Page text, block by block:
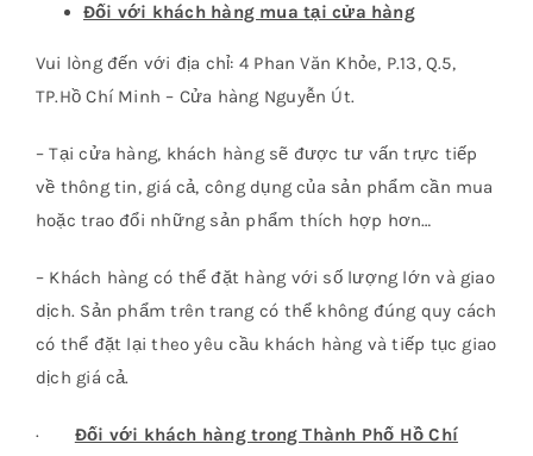
Đối với khách hàng mua tại cửa hàng
Vui lòng đến với địa chỉ: 4 Phan Văn Khỏe, P.13, Q.5,
TP.Hồ Chí Minh – Cửa hàng Nguyễn Út.
– Tại cửa hàng, khách hàng sẽ được tư vấn trực tiếp
về thông tin, giá cả, công dụng của sản phẩm cần mua
hoặc trao đổi những sản phẩm thích hợp hơn…
– Khách hàng có thể đặt hàng với số lượng lớn và giao
dịch. Sản phẩm trên trang có thể không đúng quy cách
có thể đặt lại theo yêu cầu khách hàng và tiếp tục giao
dịch giá cả.
· Đối với khách hàng trong Thành Phố Hồ Chí